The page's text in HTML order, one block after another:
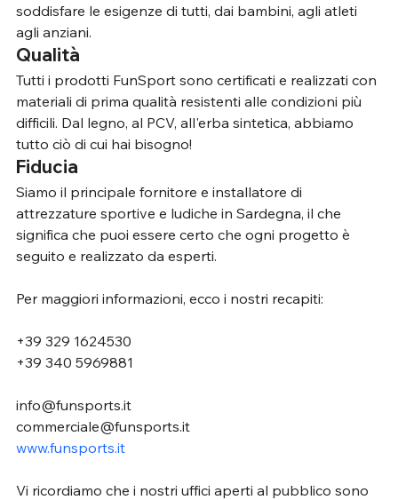
soddisfare le esigenze di tutti, dai bambini, agli atleti
agli anziani.
Qualità
Tutti i prodotti FunSport sono certificati e realizzati con
materiali di prima qualità resistenti alle condizioni più
difficili. Dal legno, al PCV, all'erba sintetica, abbiamo
tutto ciò di cui hai bisogno!
Fiducia
Siamo il principale fornitore e installatore di
attrezzature sportive e ludiche in Sardegna, il che
significa che puoi essere certo che ogni progetto è
seguito e realizzato da esperti.
Per maggiori informazioni, ecco i nostri recapiti:
+39 329 1624530
+39 340 5969881
info@funsports.it
commerciale@funsports.it
www.funsports.it
Vi ricordiamo che i nostri uffici aperti al pubblico sono